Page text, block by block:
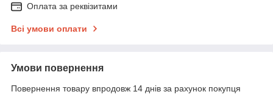
Оплата за реквізитами
Всі умови оплати
Умови повернення
Повернення товару впродовж 14 днів за рахунок покупця